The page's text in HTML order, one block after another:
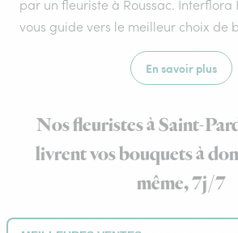
par un fleuriste à Roussac. Interflora
vous guide vers le meilleur choix de
En savoir plus
Nos fleuristes à Saint-
livrent vos bouquets à
même, 7j/7